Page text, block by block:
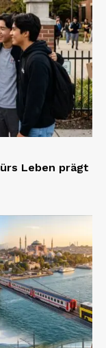
Leben prägt